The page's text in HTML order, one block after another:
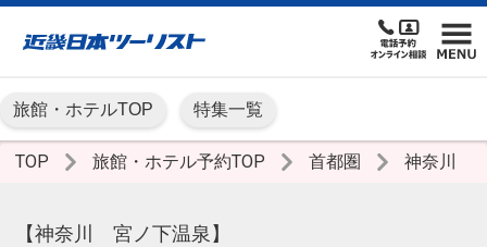
旅館・ホテルTOP 特集一覧
TOP 旅館・ホテル予約TOP 首都圏 神奈川
【神奈川 宮ノ下温泉】